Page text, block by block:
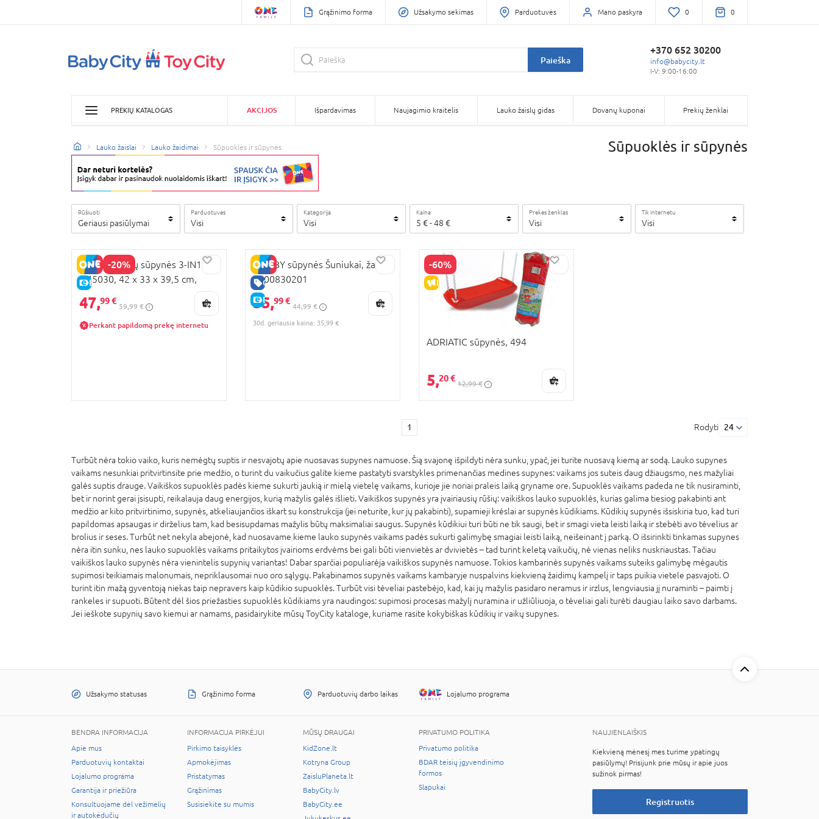
Grąžinimo forma Užsakymo sekimas Parduotuvės Mano paskyra 0 0
Paieška
+370 652 30200
info@babycity.lt
I-V: 9:00-16:00
PREKIŲ KATALOGAS AKCIJOS Išpardavimas Naujagimio kraitelis Lauko žaislų gidas Dovanų kuponai Prekių ženklai
Lauko žaislai Lauko žaidimai Sūpuoklės ir sūpynės Sūpuoklės ir sūpynės
Rūšiuoti
Geriausi pasiūlymai
Parduotuvės
Visi
Kategorija
Visi
Kaina
5 €-48 €
Prekės ženklas
Visi
Tik internetu
Visi
-20%
E-KAINA
JONH kūdikių sūpynės 3-IN1, 42
x 45030, 42 x 33 x 39,5 cm,
45016
47,99 €
59,99 €
Perkant papildomą prekę internetu
GERA KAINA
E-KAINA
SMOBY sūpynės Šuniukai, žalios,
7600830201
35,99 €
44,99 €
30d. geriausia kaina: 35,99 €
-60%
IŠPARDAVIMAS
ADRIATIC sūpynės, 494
5,20 €
12,99 €
1 Rodyti 24
Turbūt nėra tokio vaiko, kuris nemėgtų suptis ir nesvajotų apie nuosavas supynes namuose. Šią svajonę išpildyti nėra sunku, ypač, jei turite nuosavą kiemą ar sodą. Lauko supynes
vaikams nesunkiai pritvirtinsite prie medžio, o turint du vaikučius galite kieme pastatyti svarstykles primenančias medines supynes: vaikams jos suteis daug džiaugsmo, nes mažyliai
galės suptis drauge. Vaikiškos supuoklės padės kieme sukurti jaukią ir mielą vietelę vaikams, kurioje jie noriai praleis laiką gryname ore. Supuoklės vaikams padeda ne tik nusiraminti,
bet ir norint gerai įsisupti, reikalauja daug energijos, kurią mažylis galės išlieti. Vaikiškos supynės yra įvairiausių rūšių: vaikiškos lauko supuoklės, kurias galima tiesiog pakabinti ant
medžio ar kito pritvirtinimo, supynės, atkeliaujančios iškart su konstrukcija (jei neturite, kur jų pakabinti), supamieji krėslai ar supynės kūdikiams. Kūdikių supynės išsiskiria tuo, kad turi
papildomas apsaugas ir dirželius tam, kad besisupdamas mažylis būtų maksimaliai saugus. Supynės kūdikiui turi būti ne tik saugi, bet ir smagi vieta leisti laiką ir stebėti avo tėvelius ar
brolius ir seses. Turbūt net nekyla abejonė, kad nuosavame kieme lauko supynės vaikams padės sukurti galimybę smagiai leisti laiką, neišeinant į parką. O išsirinkti tinkamas supynes
nėra itin sunku, nes lauko supuoklės vaikams pritaikytos įvairioms erdvėms bei gali būti vienvietės ar dvivietės – tad turint keletą vaikučių, nė vienas neliks nuskriaustas. Tačiau
vaikiškos lauko supynės nėra vienintelis supynių variantas! Dabar sparčiai populiarėja vaikiškos supynės namuose. Tokios kambarinės supynės vaikams suteiks galimybę mėgautis
supimosi teikiamais malonumais, nepriklausomai nuo oro sąlygų. Pakabinamos supynės vaikams kambaryje nuspalvins kiekvieną žaidimų kampelį ir taps puikia vietele pasvajoti. O
turint itin mažą gyventoją niekas taip nepravers kaip kūdikio supuoklės. Turbūt visi tėveliai pastebėjo, kad, kai jų mažylis pasidaro neramus ir irzlus, lengviausia jį nuraminti – paimti į
rankeles ir supuoti. Būtent dėl šios priežasties supuoklės kūdikiams yra naudingos: supimosi procesas mažylį nuramina ir užliūliuoja, o tėveliai gali turėti daugiau laiko savo darbams.
Jei ieškote supynių savo kiemui ar namams, pasidairykite mūsų ToyCity kataloge, kuriame rasite kokybiškas kūdikių ir vaikų supynes.
Užsakymo statusas Grąžinimo forma Parduotuvių darbo laikas Lojalumo programa
BENDRA INFORMACIJA
Apie mus
Parduotuvių kontaktai
Lojalumo programa
Garantija ir priežiūra
Konsultuojame dėl vežimėlių
ir autokėdučių
INFORMACIJA PIRKĖJUI
Pirkimo taisyklės
Apmokėjimas
Pristatymas
Grąžinimas
Susisiekite su mumis
MŪSŲ DRAUGAI
KidZone.lt
Kotryna Group
ZaisluPlaneta.lt
BabyCity.lv
BabyCity.ee
PRIVATUMO POLITIKA
Privatumo politika
BDAR teisių įgyvendinimo
formos
Slapukai
NAUJIENLAIŠKIS
Kiekvieną mėnesį mes turime ypatingų
pasiūlymų! Prisijunk prie mūsų ir apie juos
sužinok pirmas!
Registruotis